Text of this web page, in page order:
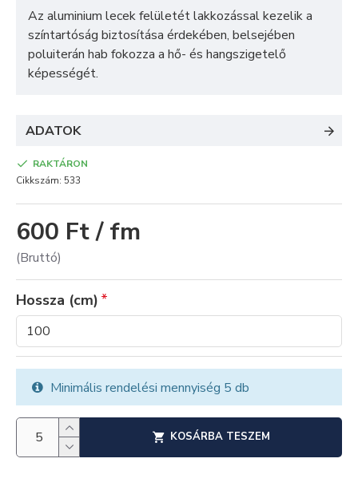
Az aluminium lecek felületét lakkozással kezelik a
színtartóság biztosítása érdekében, belsejében
poluiterán hab fokozza a hő- és hangszigetelő
képességét.
ADATOK
600 Ft / fm
(Bruttó)
RAKTÁRON
Cikkszám: 533
Hossza (cm)
KOSÁRBA TESZEM
Minimális rendelési mennyiség 5 db